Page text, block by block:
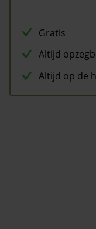
Gratis
Altijd
Altijd op de